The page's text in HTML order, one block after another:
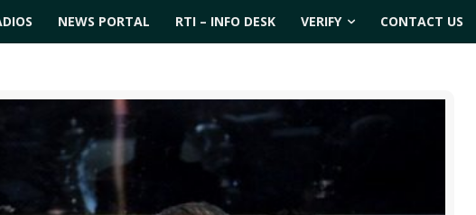
NEWS PORTAL RTI – INFO DESK VERIFY CONTACT US